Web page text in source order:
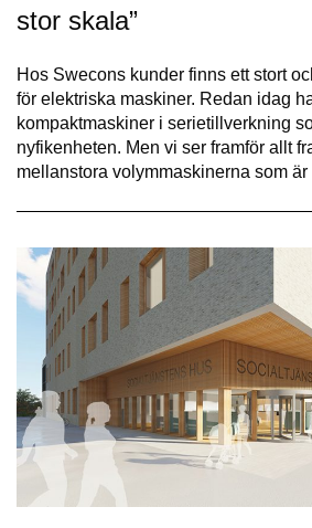
stor skala”
Hos Swecons kunder finns ett stort
för elektriska maskiner. Redan idag
kompaktmaskiner i serietillverkning
nyfikenheten. Men vi ser framför allt
mellanstora volymmaskinerna som